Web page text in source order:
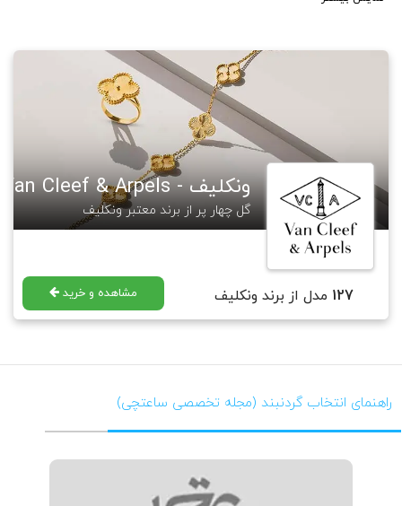
طرح های مطرح این برند در زمینه ساعت، " پیراهن صورتی ساعت ها" نام دارد که
باریکی آن دلیل اصلی مطرح شدن آن بود. جالب است بدانید نماد گل شبدر
معروف این برند از جک آرپل الهام گرفته شده. جک آرپل عادت داشته گل های
شبدر چهار برگ باغ خود را جمع و همراه یک شعر که به انتخاب خودش بوده، به
کارکنانش بدهد. هدف او از این کار، دادن "امیدواری" به آنها بوده. در حال حاضر
جدیدترین کالکشن این برند " هفت دریا " نام دارد.
گالری ساعتچی مجموعه ای از طرح های معروف این برند را طراحی و تولید نموده
که در لینک زیر قابل مشاهده و خرید هستند.
https://saatchico.com/
VanCleef&Arples
برای مطالعه بیشتر در مورد برند ونکلیف آرپلز میتوانید به مجله گالری ساعتچی
رجوع فرمایید.
https://saatchico.com/mag/
ونکلیف - Van Cleef & Arpels
گل چهار پر از برند معتبر ونکلیف
127 مدل از برند ونکلیف مشاهده و خرید
راهنمای انتخاب گردنبند (مجله تخصصی ساعتچی)